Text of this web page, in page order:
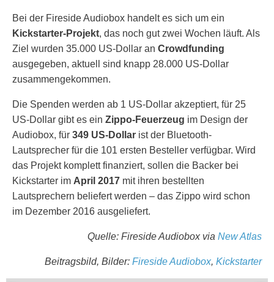
Bei der Fireside Audiobox handelt es sich um ein
Kickstarter-Projekt, das noch gut zwei Wochen läuft. Als
Ziel wurden 35.000 US-Dollar an Crowdfunding
ausgegeben, aktuell sind knapp 28.000 US-Dollar
zusammengekommen.
Die Spenden werden ab 1 US-Dollar akzeptiert, für 25
US-Dollar gibt es ein Zippo-Feuerzeug im Design der
Audiobox, für 349 US-Dollar ist der Bluetooth-
Lautsprecher für die 101 ersten Besteller verfügbar. Wird
das Projekt komplett finanziert, sollen die Backer bei
Kickstarter im April 2017 mit ihren bestellten
Lautsprechern beliefert werden – das Zippo wird schon
im Dezember 2016 ausgeliefert.
Quelle: Fireside Audiobox via New Atlas
Beitragsbild, Bilder: Fireside Audiobox, Kickstarter